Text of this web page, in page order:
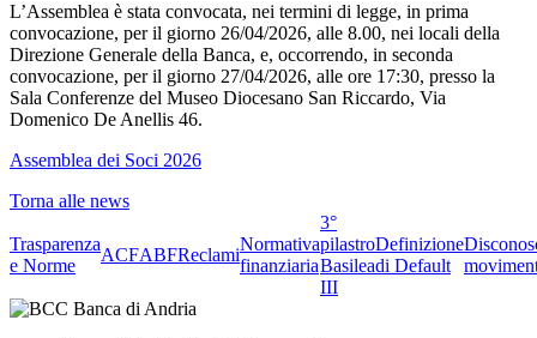
L’Assemblea è stata convocata, nei termini di legge, in prima
convocazione, per il giorno 26/04/2026, alle 8.00, nei locali della
Direzione Generale della Banca, e, occorrendo, in seconda
convocazione, per il giorno 27/04/2026, alle ore 17:30, presso la
Sala Conferenze del Museo Diocesano San Riccardo, Via
Domenico De Anellis 46.
Assemblea dei Soci 2026
Torna alle news
Trasparenza
e Norme
ACFABFReclami
Normativa
finanziaria
3°
pilastro
Basilea
III
Definizione
di Default